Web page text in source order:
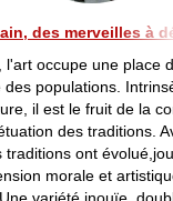
des merveilles à
l'art occupe une place
des populations.
il est le fruit de la
des traditions.
traditions ont
morale et